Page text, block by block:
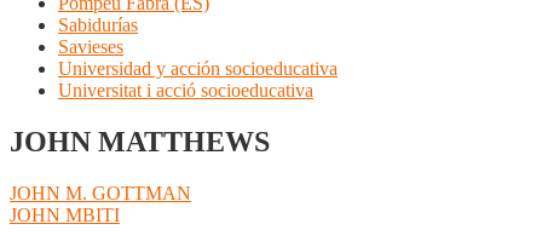
Sabidurías
Savieses
Universidad y acción socioeducativa
Universitat i acció socioeducativa
JOHN MATTHEWS
Navegació
d'entrades
Entrada
anterior:
JOHN M. GOTTMAN
Pròxima
JOHN MBITI